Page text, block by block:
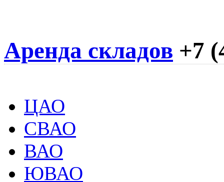
Аренда складов +7
ЦАО
СВАО
ВАО
ЮВАО